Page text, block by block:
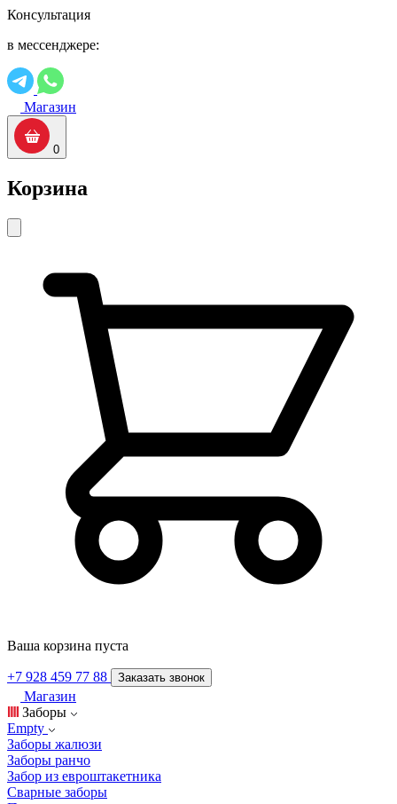
Консультация
в мессенджере:
Магазин
0
Корзина
Ваша корзина пуста
+7 928 459 77 88 Заказать звонок
Магазин
Заборы
Empty
Заборы жалюзи
Заборы ранчо
Забор из евроштакетника
Сварные заборы